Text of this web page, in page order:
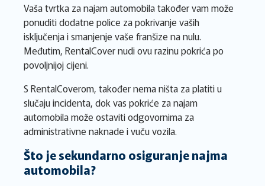
Vaša tvrtka za najam automobila također vam može
ponuditi dodatne police za pokrivanje vaših
isključenja i smanjenje vaše franšize na nulu.
Međutim, RentalCover nudi ovu razinu pokrića po
povoljnijoj cijeni.
S RentalCoverom, također nema ništa za platiti u
slučaju incidenta, dok vas pokriće za najam
automobila može ostaviti odgovornima za
administrativne naknade i vuču vozila.
Što je sekundarno osiguranje najma
automobila?